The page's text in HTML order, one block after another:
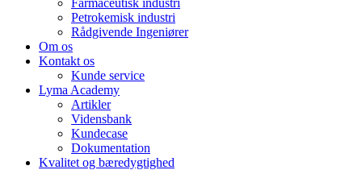
Farmaceutisk industri
Petrokemisk industri
Rådgivende Ingeniører
Om os
Kontakt os
Kunde service
Lyma Academy
Artikler
Vidensbank
Kundecase
Dokumentation
Kvalitet og bæredygtighed